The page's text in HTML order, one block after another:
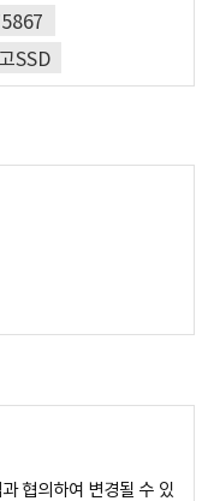
SSD
협의하여 변경될 수 있